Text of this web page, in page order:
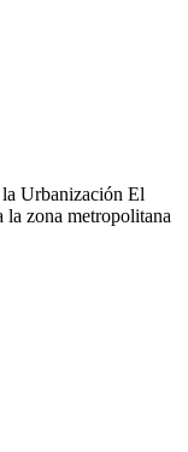
Urbanización El
la zona metropolitana